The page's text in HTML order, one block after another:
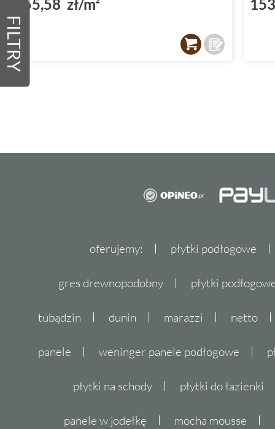
FILTRY
255,58 zł/m²
oferujemy: płytki podłogowe
gres drewnopodobny płytki
tubądzin dunin marazzi netto
panele weninger panele podłogowe
płytki na schody płytki do łazienki
panele w jodełkę mocha mousse